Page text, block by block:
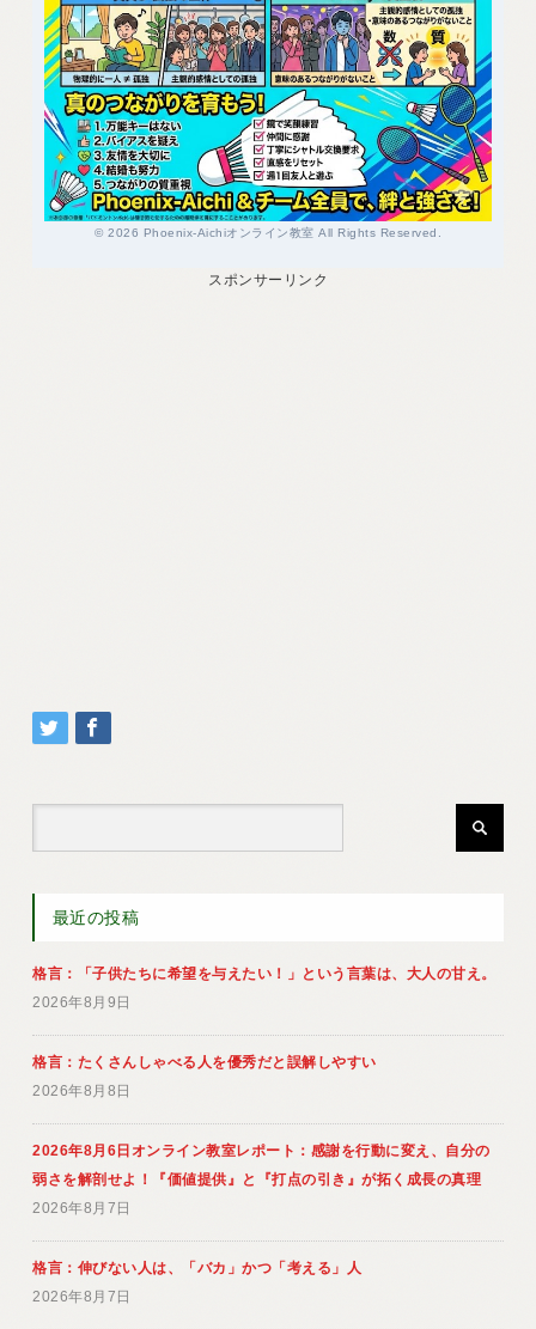
© 2026 Phoenix-Aichiオンライン教室 All Rights Reserved.
スポンサーリンク
最近の投稿
格言：「子供たちに希望を与えたい！」という言葉は、大人の甘え。
2026年8月9日
格言：たくさんしゃべる人を優秀だと誤解しやすい
2026年8月8日
2026年8月6日オンライン教室レポート：感謝を行動に変え、自分の
弱さを解剖せよ！『価値提供』と『打点の引き』が拓く成長の真理
2026年8月7日
格言：伸びない人は、「バカ」かつ「考える」人
2026年8月7日